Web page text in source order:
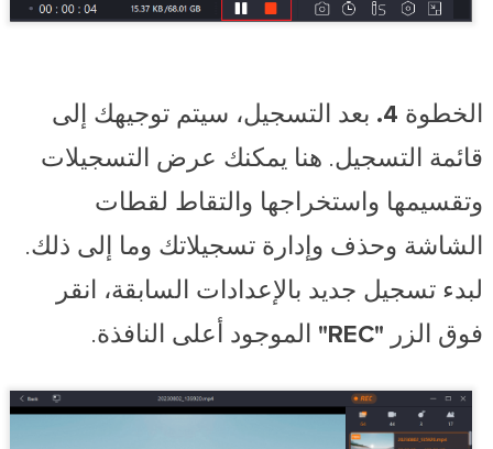
الخطوة 4.
بعد التسجيل، سيتم توجيهك إلى
قائمة التسجيل. هنا يمكنك عرض التسجيلات
وتقسيمها واستخراجها والتقاط لقطات
الشاشة وحذف وإدارة تسجيلاتك وما إلى ذلك.
لبدء تسجيل جديد بالإعدادات السابقة، انقر
فوق الزر "REC" الموجود أعلى النافذة.